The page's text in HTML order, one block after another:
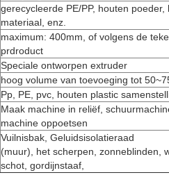
gerecycleerde PE/PP, houten poeder,
materiaal, enz.
maximum: 400mm, of volgens de
prdroduct
Speciale ontworpen extruder
hoog volume van toevoeging tot
Pp, PE, pvc, houten plastic
Maak machine in reliëf,
machine oppoetsen
Vuilnisbak, Geluidsisolatieraad
(muur), het scherpen, zonneblinden,
schot, gordijnstaaf,